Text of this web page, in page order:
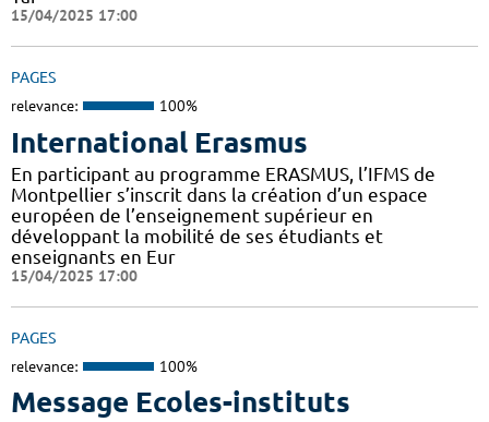
15/04/2025 17:00
PAGES
relevance: 100%
International Erasmus
En participant au programme ERASMUS, l’IFMS de
Montpellier s’inscrit dans la création d’un espace
européen de l’enseignement supérieur en
développant la mobilité de ses étudiants et
enseignants en Eur
15/04/2025 17:00
PAGES
relevance: 100%
Message Ecoles-instituts